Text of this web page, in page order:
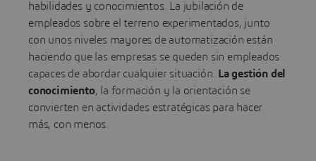
habilidades y conocimientos. La jubilación de
empleados sobre el terreno experimentados, junto
con unos niveles mayores de automatización están
haciendo que las empresas se queden sin empleados
capaces de abordar cualquier situación. La gestión del
conocimiento, la formación y la orientación se
convierten en actividades estratégicas para hacer
más, con menos.